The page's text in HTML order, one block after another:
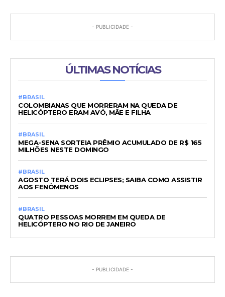
- PUBLICIDADE -
ÚLTIMAS NOTÍCIAS
#BRASIL
COLOMBIANAS QUE MORRERAM NA QUEDA DE
HELICÓPTERO ERAM AVÓ, MÃE E FILHA
#BRASIL
MEGA-SENA SORTEIA PRÊMIO ACUMULADO DE R$ 165
MILHÕES NESTE DOMINGO
#BRASIL
AGOSTO TERÁ DOIS ECLIPSES; SAIBA COMO ASSISTIR
AOS FENÔMENOS
#BRASIL
QUATRO PESSOAS MORREM EM QUEDA DE
HELICÓPTERO NO RIO DE JANEIRO
- PUBLICIDADE -